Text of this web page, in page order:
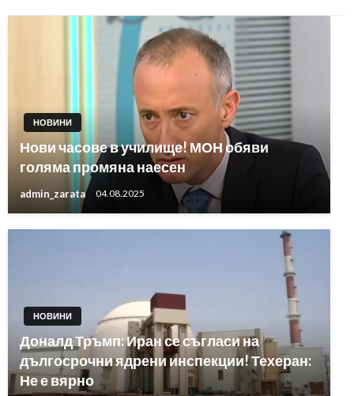
НОВИНИ
Нови часове в училище! МОН обяви
голяма промяна наесен
admin_zarata 04.08.2025
НОВИНИ
Доналд Тръмп: Иран се съгласи на
дългосрочни ядрени инспекции! Техеран:
Не е вярно